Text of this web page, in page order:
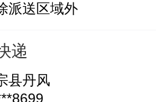
派送区域外
递
县丹风